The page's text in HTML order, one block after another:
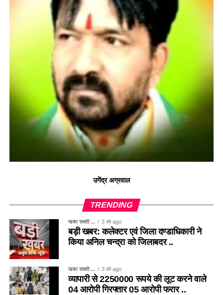
उगेंद्र अग्रवाल
TRENDING
खबर सक्ती ... 3 वर्ष ago
बड़ी खबर: कलेक्टर एवं जिला दण्डाधिकारी ने
किया अनिल चन्द्रा को जिलाबदर ..
खबर सक्ती ... 3 वर्ष ago
व्यापारी से 2250000 रूपये की लूट करने वाले
04 आरोपी गिरफ्तार 05 आरोपी फरार ..